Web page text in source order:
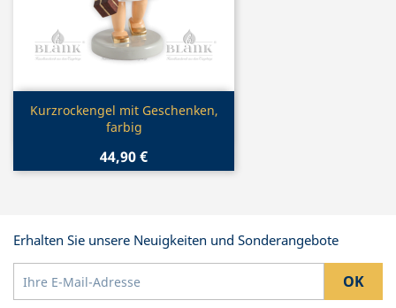
Vorschau
Kurzrockengel mit Geschenken,
farbig
44,90 €
Erhalten Sie unsere Neuigkeiten und Sonderangebote